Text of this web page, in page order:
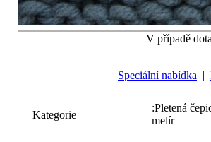
V případě
Speciální nabídka |
Kategorie
:Pletená
melír